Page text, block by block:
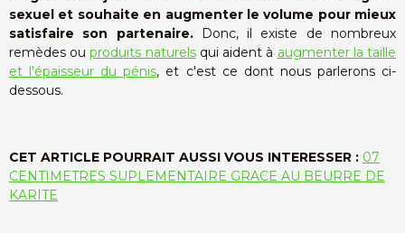
sexuel et souhaite en augmenter le volume pour mieux
satisfaire son partenaire.
Donc, il existe de nombreux
remèdes ouproduits naturelsqui aident à augmenter la taille
et l'épaisseur du pénis, et c'est ce dont nous parlerons ci-
dessous.
CET ARTICLE POURRAIT AUSSI VOUS INTERESSER : 07
CENTIMETRES SUPLEMENTAIRE GRACE AU BEURRE DE
KARITE